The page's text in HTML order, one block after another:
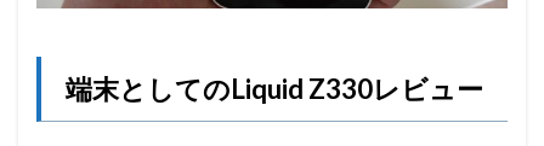
端末としてのLiquid Z330レビュー